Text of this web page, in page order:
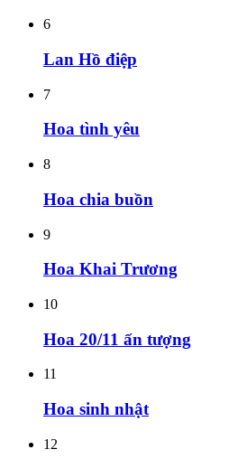
6
Lan Hồ điệp
7
Hoa tình yêu
8
Hoa chia buồn
9
Hoa Khai Trương
10
Hoa 20/11 ấn tượng
11
Hoa sinh nhật
12